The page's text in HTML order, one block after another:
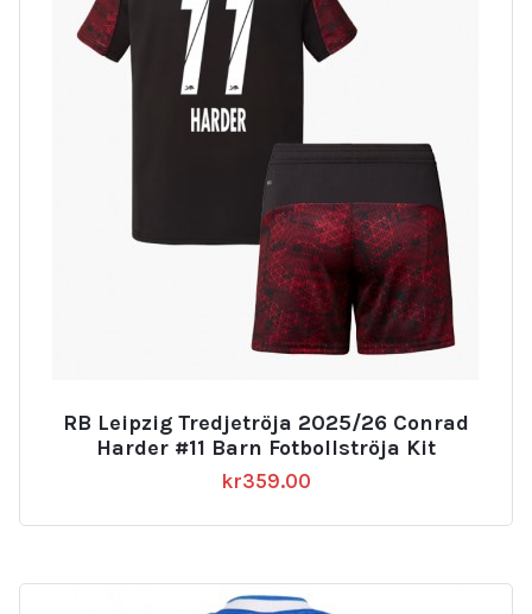
RB Leipzig Tredjetröja 2025/26 Conrad
Harder #11 Barn Fotbollströja Kit
kr359.00